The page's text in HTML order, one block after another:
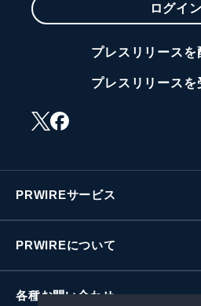
ログイン
プレスリリースを
プレスリリースを
PRWIREサービス
PRWIREについて
各種お問い合わせ